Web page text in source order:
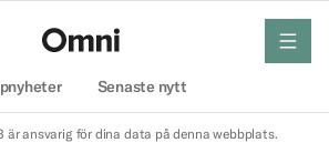
Senaste nytt
meny
är ansvarig för dina data på denna webbplats.